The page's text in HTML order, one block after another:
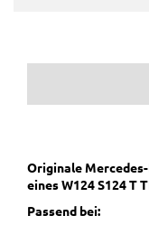
Originale
eines W124 S124 T
Passend bei: